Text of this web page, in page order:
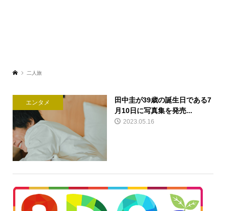
二人旅
エンタメ
田中圭が39歳の誕生日である7
月10日に写真集を発売...
2023.05.16